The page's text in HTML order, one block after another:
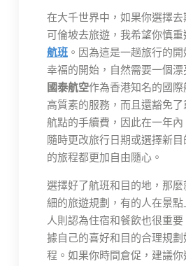
在大千世界中，如果你選擇
可倫坡去旅遊，我希望你慎重
航班。因為這是一趟旅行的
幸福的開始，自然需要一個
國泰航空作為香港知名的國
高質素的服務，而且還豁免
航點的手續費，因此在一年
隨時更改旅行日期或選擇新
的旅程都更加自由隨心。
選擇好了航班和目的地，那
細的旅遊規劃，有的人在景
人則認為住宿和餐飲也很重
據自己的喜好和目的合理規
程。如果你時間倉促，建議